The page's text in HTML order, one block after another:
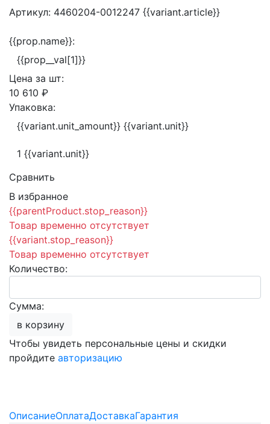
Артикул: 4460204-0012247 {{variant.article}}
{{prop.name}}:
{{prop__val[1]}}
Цена за шт:
10 610 ₽
Упаковка:
{{variant.unit_amount}} {{variant.unit}}
1 {{variant.unit}}
Сравнить
В избранное
{{parentProduct.stop_reason}}
Товар временно отсутствует
{{variant.stop_reason}}
Товар временно отсутствует
Количество:
Сумма:
в корзину
Чтобы увидеть персональные цены и скидки
пройдите авторизацию
ОписаниеОплатаДоставкаГарантия